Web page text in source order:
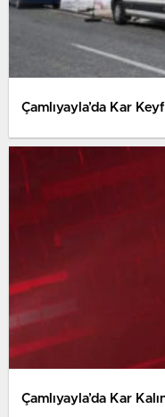
Çamlıyayla’da Kar
Çamlıyayla’da Kar